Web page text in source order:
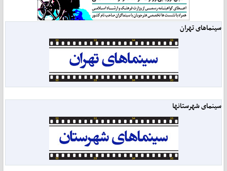
سینماهای تهران
سینمای شهرستانها